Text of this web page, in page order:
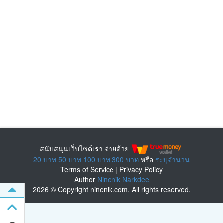
สนับสนุนเว็บไซต์เรา จ่ายด้วย
20 บาท 50 บาท 100 บาท 300 บาท หรือ ระบุจำนวน
Terms of Service | Privacy Policy
Author Ninenik Narkdee
2026 © Copyright ninenik.com. All rights reserved.